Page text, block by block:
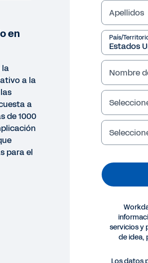
Apellidos
País/
Nombre
servicios y
de idea,
en
la
a la
a
de 1000
para el